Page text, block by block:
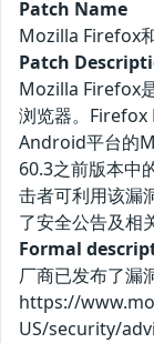
Patch Name
Mozilla Firefox
Patch
Mozilla Firefox
浏览器。Firefox
Android平台的
60.3之前版本中
击者可利用该漏
了安全公告及相
Formal
厂商已发布了漏
https://
US/security/